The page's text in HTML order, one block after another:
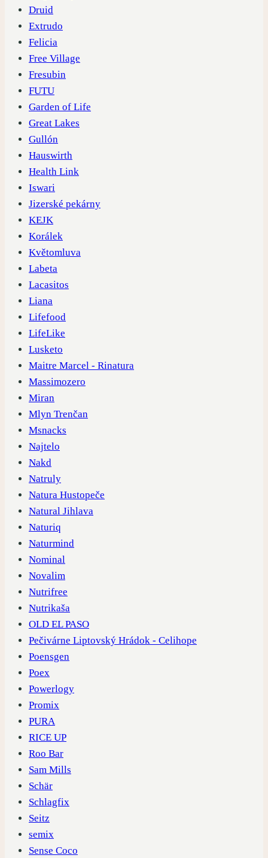
Druid
Extrudo
Felicia
Free Village
Fresubin
FUTU
Garden of Life
Great Lakes
Gullón
Hauswirth
Health Link
Iswari
Jizerské pekárny
KEJK
Korálek
Květomluva
Labeta
Lacasitos
Liana
Lifefood
LifeLike
Lusketo
Maitre Marcel - Rinatura
Massimozero
Miran
Mlyn Trenčan
Msnacks
Najtelo
Nakd
Natruly
Natura Hustopeče
Natural Jihlava
Naturiq
Naturmind
Nominal
Novalim
Nutrifree
Nutrikaša
OLD EL PASO
Pečivárne Liptovský Hrádok - Celihope
Poensgen
Poex
Powerlogy
Promix
PURA
RICE UP
Roo Bar
Sam Mills
Schär
Schlagfix
Seitz
semix
Sense Coco